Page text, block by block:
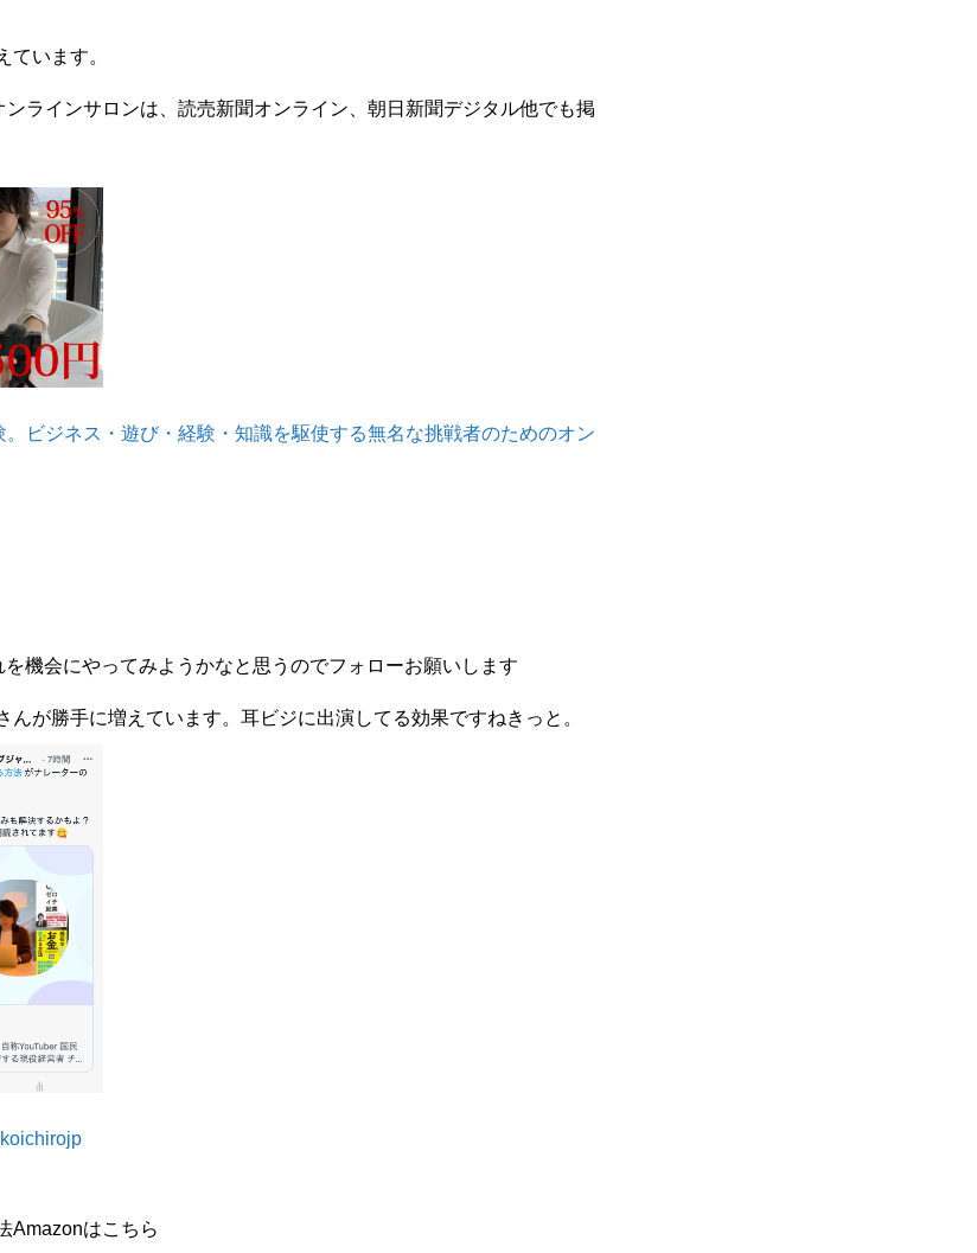
道オンラインアジト】
ています。
ラインサロンは、読売新聞オンライン、朝日新聞デジタル他でも掲
ビジネス・遊び・経験・知識を駆使する無名な挑戦者のためのオン
機会にやってみようかなと思うのでフォローお願いします
んが勝手に増えています。耳ビジに出演してる効果ですねきっと。
Amazonはこちら